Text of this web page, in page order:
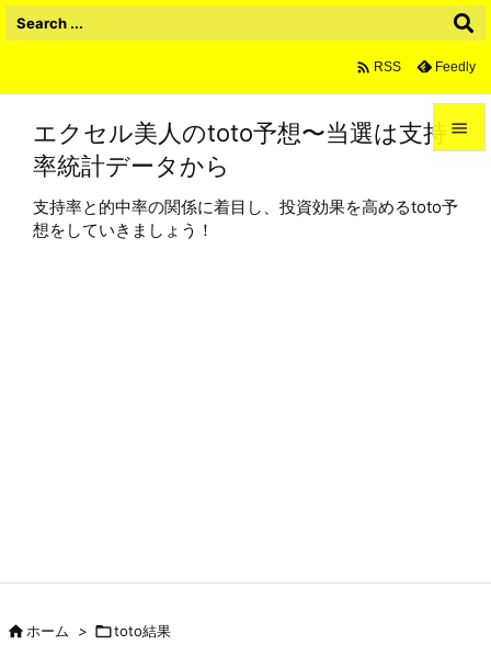
エクセル美人のtoto予想〜当選は支持
率統計データから
支持率と的中率の関係に着目し、投資効果を高めるtoto予
想をしていきましょう！

メニュ
 RSS Feedly
ホーム > toto結果